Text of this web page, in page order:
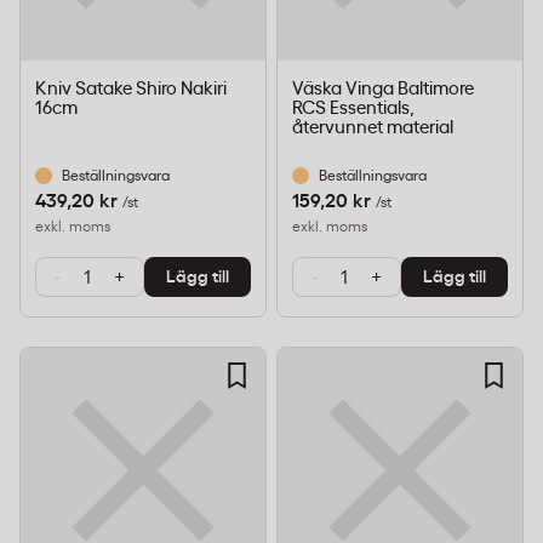
Kniv Satake Shiro Nakiri
16cm
Beställningsvara
439,20 kr /st
exkl. moms
- + Lägg till
Väska Vinga Baltimore
RCS Essentials,
återvunnet material
Beställningsvara
159,20 kr /st
exkl. moms
- + Lägg till